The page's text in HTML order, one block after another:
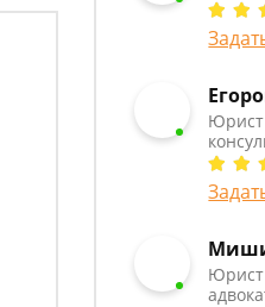
Юрист
Юрист